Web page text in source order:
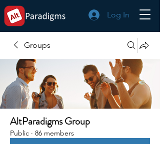
Log In
Groups
AltParadigms Group
Public · 86 members